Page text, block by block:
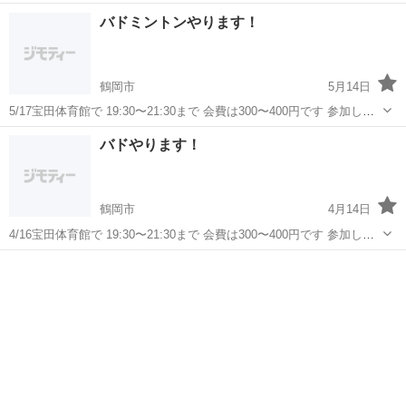
バドミントンやります！
鶴岡市
5月14日
5/17宝田体育館で 19:30〜21:30まで 会費は300〜400円です 参加した
い人DMください どちらかというと初心者メインで遊んでいます！ ガ
チでやりたい人はレベル的に… 久々に打ってみたいor何か運動した
バドミントン
バドやります！
鶴岡市
4月14日
4/16宝田体育館で 19:30〜21:30まで 会費は300〜400円です 参加した
い人DMください どちらかというと初心者メインで遊んでいます！ ガ